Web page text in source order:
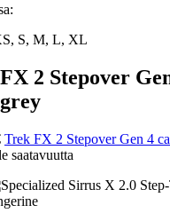
S, M, L, XL
2 Stepover
Trek FX 2 Stepover Gen 4
saatavuutta